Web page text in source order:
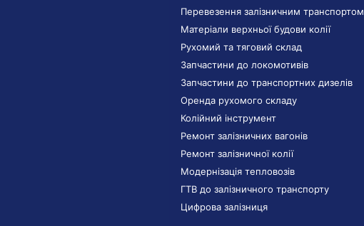
Перевезення залізничним транспортом
Матеріали верхньої будови колії
Рухомий та тяговий склад
Запчастини до локомотивів
Запчастини до транспортних дизелів
Оренда рухомого складу
Колійний інструмент
Ремонт залізничних вагонів
Ремонт залізничної колії
Модернізація тепловозів
ГТВ до залізничного транспорту
Цифрова залізниця